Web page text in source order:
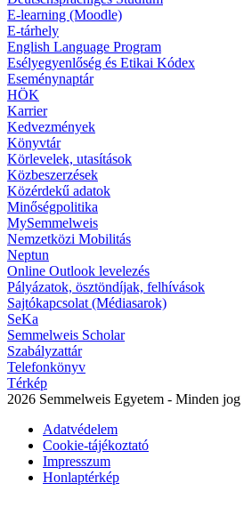
E-learning (Moodle)
E-tárhely
English Language Program
Esélyegyenlőség és Etikai Kódex
Eseménynaptár
HÖK
Karrier
Kedvezmények
Könyvtár
Körlevelek, utasítások
Közbeszerzések
Közérdekű adatok
Minőségpolitika
MySemmelweis
Nemzetközi Mobilitás
Neptun
Online Outlook levelezés
Pályázatok, ösztöndíjak, felhívások
Sajtókapcsolat (Médiasarok)
SeKa
Semmelweis Scholar
Szabályzattár
Telefonkönyv
Térkép
2026 Semmelweis Egyetem - Minden jog
Adatvédelem
Cookie-tájékoztató
Impresszum
Honlaptérkép